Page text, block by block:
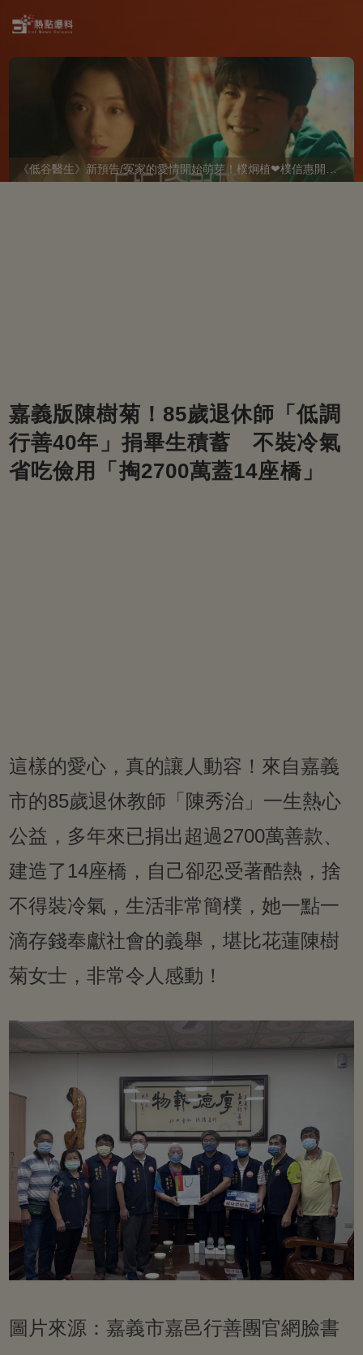
《低谷醫生》新預告/冤家的愛情開始萌芽！樸炯植❤樸信惠開啓「同居生活」互相共鳴、安慰~
嘉義版陳樹菊！85歲退休師「低調
行善40年」捐畢生積蓄 不裝冷氣
省吃儉用「掏2700萬蓋14座橋」
這樣的愛心，真的讓人動容！來自嘉義
市的85歲退休教師「陳秀治」一生熱心
公益，多年來已捐出超過2700萬善款、
建造了14座橋，自己卻忍受著酷熱，捨
不得裝冷氣，生活非常簡樸，她一點一
滴存錢奉獻社會的義舉，堪比花蓮陳樹
菊女士，非常令人感動！
圖片來源：嘉義市嘉邑行善團官網臉書